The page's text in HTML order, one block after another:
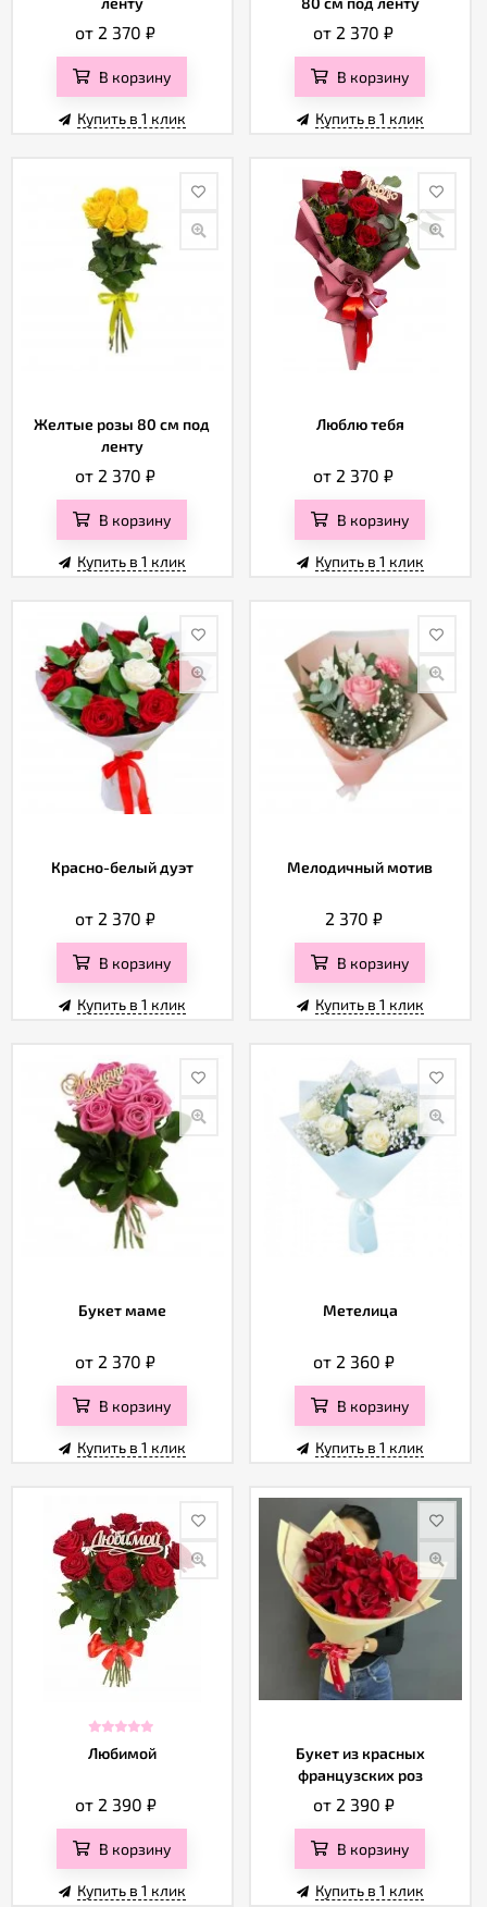
от 2 370₽
В корзину
Купить в 1 клик
от 2 370₽
В корзину
Купить в 1 клик
Желтые розы 80 см под
ленту
от 2 370₽
В корзину
Купить в 1 клик
Люблю тебя
от 2 370₽
В корзину
Купить в 1 клик
Красно-белый дуэт
от 2 370₽
В корзину
Купить в 1 клик
Мелодичный мотив
2 370 ₽
В корзину
Купить в 1 клик
Букет маме
от 2 370₽
В корзину
Купить в 1 клик
Метелица
от 2 360 ₽
В корзину
Купить в 1 клик
Любимой
от 2 390 ₽
В корзину
Купить в 1 клик
Букет из красных
французских роз
от 2 390 ₽
В корзину
Купить в 1 клик